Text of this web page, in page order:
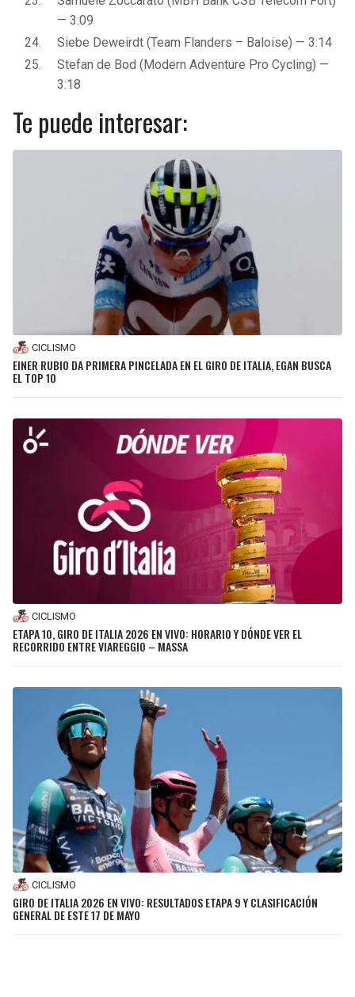
— 3:09
Siebe Deweirdt (Team Flanders – Baloise) — 3:14
Stefan de Bod (Modern Adventure Pro Cycling) —
3:18
Te puede interesar:
CICLISMO
EINER RUBIO DA PRIMERA PINCELADA EN EL GIRO DE ITALIA, EGAN BUSCA
EL TOP 10
CICLISMO
ETAPA 10, GIRO DE ITALIA 2026 EN VIVO: HORARIO Y DÓNDE VER EL
RECORRIDO ENTRE VIAREGGIO – MASSA
CICLISMO
GIRO DE ITALIA 2026 EN VIVO: RESULTADOS ETAPA 9 Y CLASIFICACIÓN
GENERAL DE ESTE 17 DE MAYO